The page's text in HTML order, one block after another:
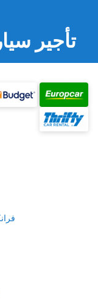
تأجير